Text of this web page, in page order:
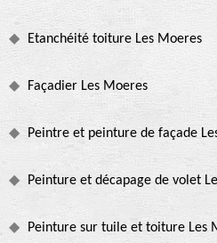
Etanchéité toiture Les Moeres
Façadier Les Moeres
Peintre et peinture de façade
Peinture et décapage de volet
Peinture sur tuile et toiture Les